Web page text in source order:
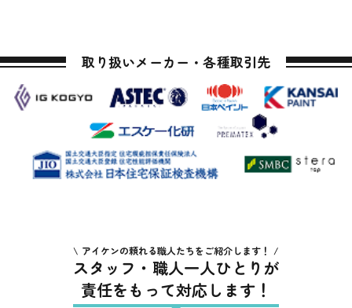
取り扱いメーカー・各種取引先
アイケンの頼れる職人たちをご紹介します！
スタッフ・職人一人ひとりが
責任をもって対応します！